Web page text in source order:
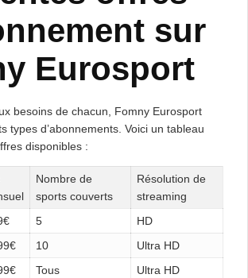
sur
Eurosport
besoins de chacun, Fomny Eurosport
types d’abonnements. Voici un tableau
disponibles :
Nombre de
sports couverts
Résolution de
streaming
5
HD
10
Ultra HD
Tous Ultra HD